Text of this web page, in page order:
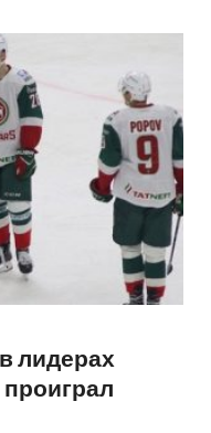
лидерах
проиграл